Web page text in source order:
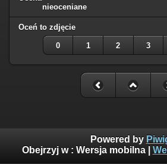
nieoceniane
Oceń to zdjęcie
0 1 2 3
Powered by
Obejrzyj w : Wersja mobilna|